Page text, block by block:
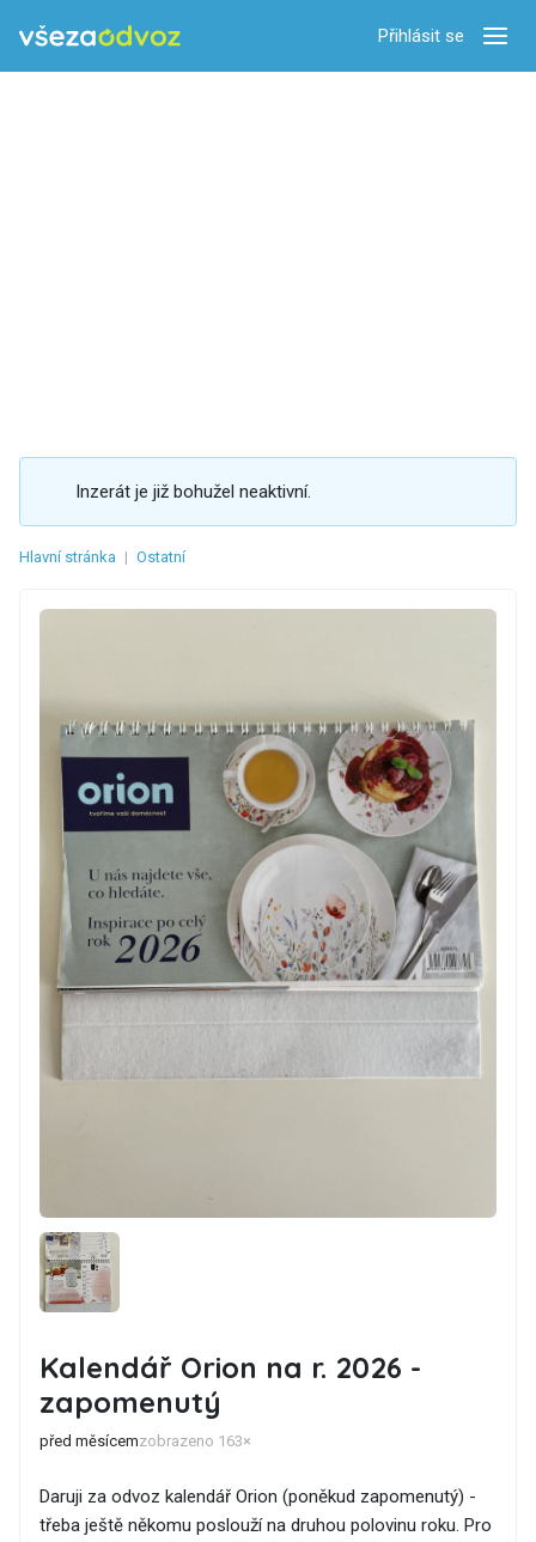
Přihlásit se
Inzerát je již bohužel neaktivní.
Hlavní stránka | Ostatní
Kalendář Orion na r. 2026 -
zapomenutý
před měsícemzobrazeno 163×
Daruji za odvoz kalendář Orion (poněkud zapomenutý) -
třeba ještě někomu poslouží na druhou polovinu roku. Pro